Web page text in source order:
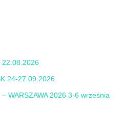
22.08.2026
24-27.09.2026
WARSZAWA 2026 3-6 września